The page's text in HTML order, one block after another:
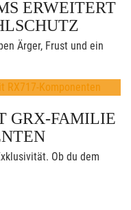
ERWEITERT
Ärger, Frust und ein
GRX-FAMILIE
Ob du dem